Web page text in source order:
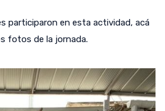
participaron en esta actividad, acá
fotos de la jornada.